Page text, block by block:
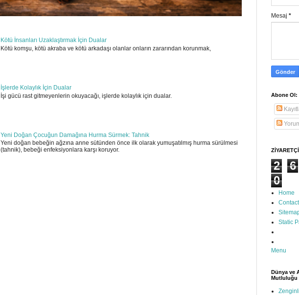
Kötü İnsanları Uzaklaştırmak İçin Dualar
Kötü komşu, kötü akraba ve kötü arkadaşı olanlar onların zararından korunmak,
İşlerde Kolaylık İçin Dualar
İşi gücü rast gitmeyenlerin okuyacağı, işlerde kolaylık için dualar.
Yeni Doğan Çocuğun Damağına Hurma Sürmek: Tahnik
Yeni doğan bebeğin ağzına anne sütünden önce ilk olarak yumuşatılmış hurma sürülmesi
(tahnik), bebeği enfeksiyonlara karşı koruyor.
Mesaj *
Abone Ol:
2 6
0
Home
Contact
Static
Menu
Dünya ve
Mutluluğu